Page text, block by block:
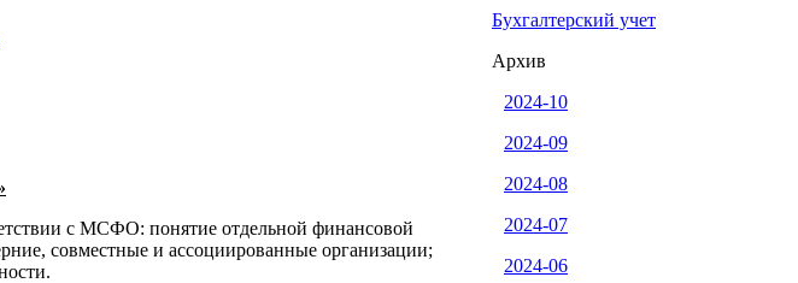
с МСФО: понятие отдельной финансовой
совместные и ассоциированные организации;
Бухгалтерский учет
Архив
2024-10
2024-09
2024-08
2024-07
2024-06